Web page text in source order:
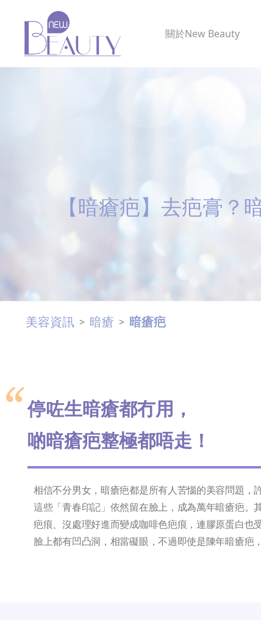
關於New Beauty
【暗瘡疤】去疤膏
美容資訊 > 暗瘡 > 暗瘡疤
停咗生暗瘡都冇用，
啲暗瘡疤整極都唔走！
相信不分男女，暗瘡疤都是所有人苦惱的美容問題，
這些「青春印記」依然留在臉上，成為萬年暗瘡疤。
疤痕、沒處理好進而變成咖啡色疤痕，連膠原蛋白也
臉上都有凹凸洞，相當礙眼，不過即使是陳年暗瘡疤